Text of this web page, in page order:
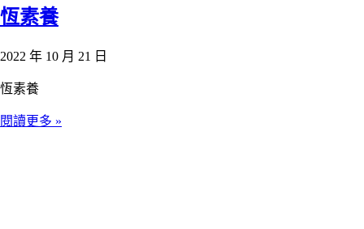
恆素養
2022 年 10 月 21 日
恆素養
閱讀更多 »